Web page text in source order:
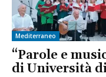
Mediterraneo
“Parole e
di Università